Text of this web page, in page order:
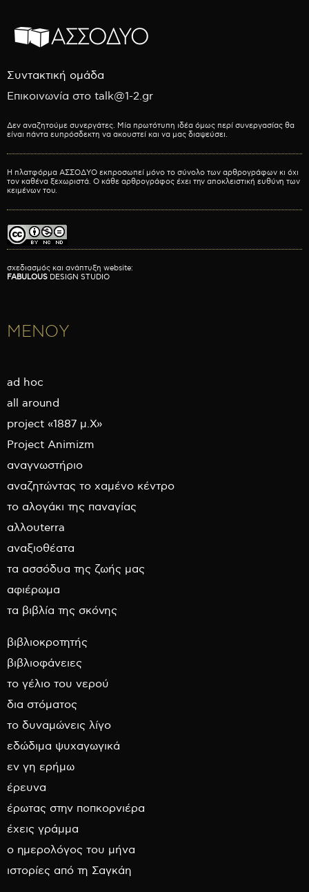
Συντακτική ομάδα
Επικοινωνία στο talk@1-2.gr
Δεν αναζητούμε συνεργάτες. Μία πρωτότυπη ιδέα όμως περί συνεργασίας θα
είναι πάντα ευπρόσδεκτη να ακουστεί και να μας διαψεύσει.
Η πλατφόρμα ΑΣΣΟΔΥΟ εκπροσωπεί μόνο το σύνολο των αρθρογράφων κι όχι
τον καθένα ξεχωριστά. Ο κάθε αρθρογράφος έχει την αποκλειστική ευθύνη των
κειμένων του.
σχεδιασμός και ανάπτυξη website:
FABULOUS DESIGN STUDIO
ΜΕΝΟΥ
ad hoc
all around
project «1887 μ.Χ»
Project Animizm
αναγνωστήριο
αναζητώντας το χαμένο κέντρο
το αλογάκι της παναγίας
αλλουterra
αναξιοθέατα
τα ασσόδυα της ζωής μας
αφιέρωμα
τα βιβλία της σκόνης
βιβλιοκροτητής
βιβλιοφάνειες
το γέλιο του νερού
δια στόματος
το δυναμώνεις λίγο
εδώδιμα ψυχαγωγικά
εν γη ερήμω
έρευνα
έρωτας στην ποπκορνιέρα
έχεις γράμμα
ο ημερολόγος του μήνα
ιστορίες από τη Σαγκάη